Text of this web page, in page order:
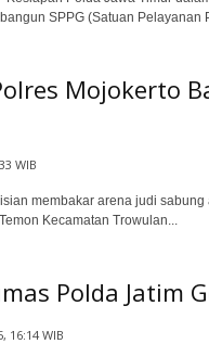
SPPG (Satuan Pelayanan
Mojokerto
WIB
membakar arena judi
Kecamatan Trowulan...
Polda Jatim
16:14 WIB